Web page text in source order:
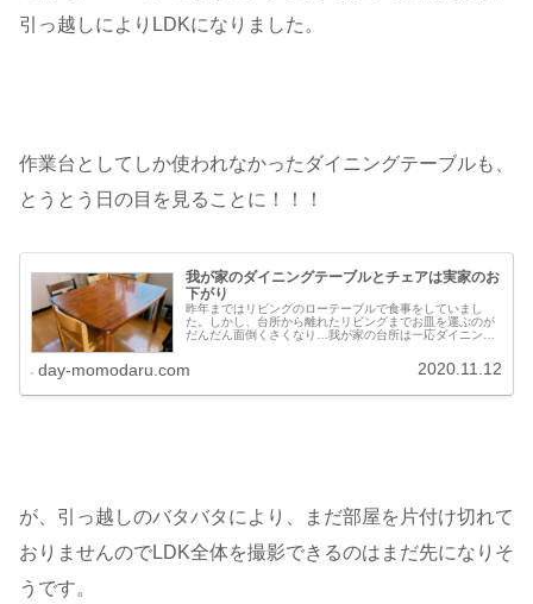
引っ越しによりLDKになりました。
作業台としてしか使われなかったダイニングテーブルも、
とうとう日の目を見ることに！！！
我が家のダイニングテーブルとチェアは実家のお
下がり
昨年まではリビングのローテーブルで食事をしていまし
た。しかし、台所から離れたリビングまでお皿を運ぶのが
だんだん面倒くさくなり…我が家の台所は一応ダイニング
day-momodaru.com 2020.11.12
が、引っ越しのバタバタにより、まだ部屋を片付け切れて
おりませんのでLDK全体を撮影できるのはまだ先になりそ
うです。